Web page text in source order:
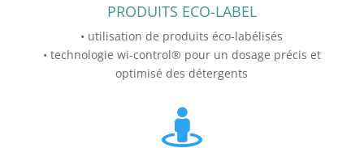
PRODUITS ECO-LABEL
• utilisation de produits éco-labélisés
• technologie wi-control® pour un dosage précis et
optimisé des détergents
